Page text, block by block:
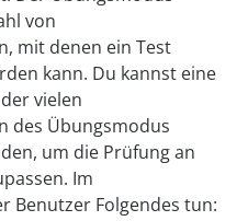
von
mit denen ein Test
kann. Du kannst eine
vielen
des Übungsmodus
um die Prüfung an
Im
Benutzer Folgendes tun: